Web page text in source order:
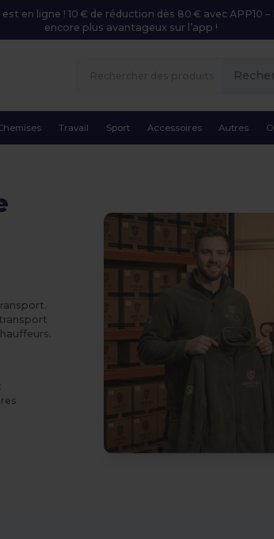
en ligne ! 10 € de réduction dès 80 € avec APP10 –
encore plus avantageux sur l’app !
Travail Sport Accessoires Autres